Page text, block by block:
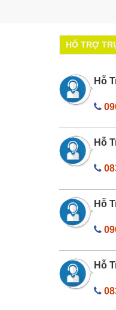
HỔ TRỢ
Hỗ
Hỗ
Hỗ
Hỗ